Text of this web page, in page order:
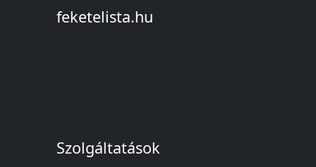
feketelista.hu
Szolgáltatások